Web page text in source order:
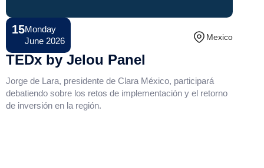
15Monday
June 2026
Conference Mexico
TEDx by Jelou Panel
Jorge de Lara, presidente de Clara México, participará
debatiendo sobre los retos de implementación y el retorno
de inversión en la región.